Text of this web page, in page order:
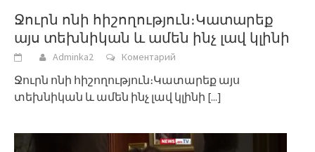
Ջուրն ոնի հիշողություն։Կատարեք
այս տեխնիկան և ամեն ինչ լավ կլինի
Adminka2 Коментарий
Ջուրն ոնի հիշողություն։Կատարեք այս
տեխնիկան և ամեն ինչ լավ կլինի [...]